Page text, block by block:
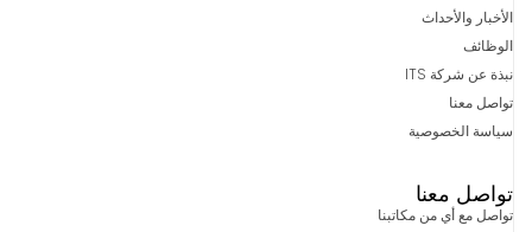
الأخبار والأحداث
الوظائف
نبذة عن شركة ITS
تواصل معنا
سياسة الخصوصية
تواصل معنا
تواصل مع أي من مكاتبنا